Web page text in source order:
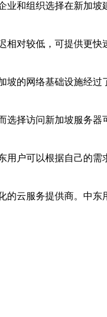
和组织选择在新加
对较低，可提供更
的网络基础设施经
择访问新加坡服务
户可以根据自己的
云服务提供商。中